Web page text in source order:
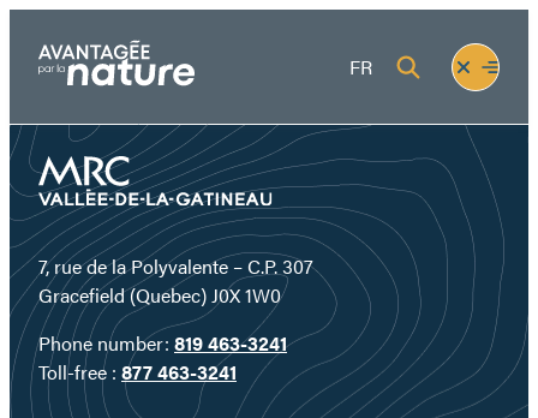
content
FR
Fermer
le
menu
Ouvrir
le
7, rue de la Polyvalente – C.P. 307
Gracefield (Quebec) J0X 1W0
Phone number: 819 463-3241
Toll-free : 877 463-3241